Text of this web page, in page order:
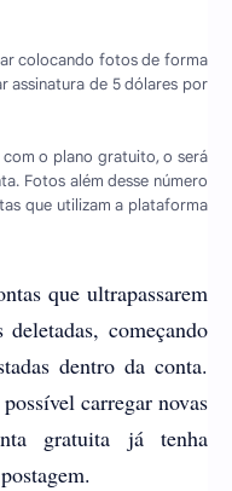
colocando fotos de forma
assinatura de 5 dólares por
com o plano gratuito, o será
Fotos além desse número
que utilizam a plataforma
que ultrapassarem
começando
dentro da conta.
carregar novas
gratuita já tenha